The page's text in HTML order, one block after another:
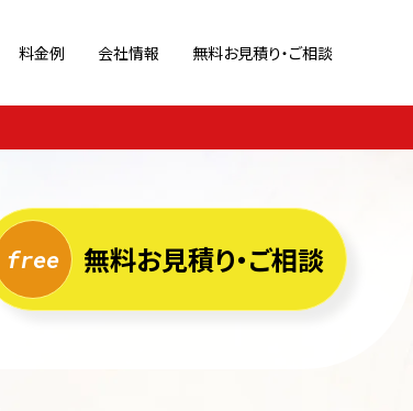
料金例 会社情報 無料お見積り・ご相談
無料お見積り・ご相談